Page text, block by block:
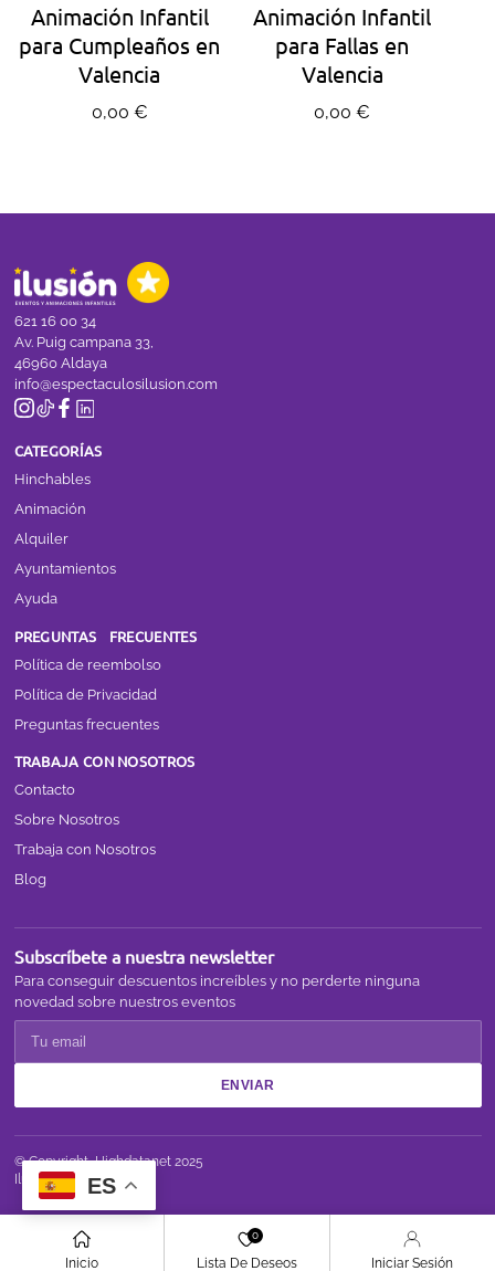
Animación Infantil
para Cumpleaños en
Valencia
Precio regular
0,00 €
Animación Infantil
para Fallas en
Valencia
Precio regular
0,00 €
621 16 00 34
Av. Puig campana 33,
46960 Aldaya
info@espectaculosilusion.com
CATEGORÍAS
Hinchables
Animación
Alquiler
Ayuntamientos
Ayuda
PREGUNTAS FRECUENTES
Política de reembolso
Política de Privacidad
Preguntas frecuentes
TRABAJA CON NOSOTROS
Contacto
Sobre Nosotros
Trabaja con Nosotros
Blog
Subscríbete a nuestra newsletter
Para conseguir descuentos increíbles y no perderte ninguna
novedad sobre nuestros eventos
ENVIAR
© Copyright,Highdatanet2025
Ilusión @2025
Inicio
0
Lista De Deseos Iniciar Sesión
ES